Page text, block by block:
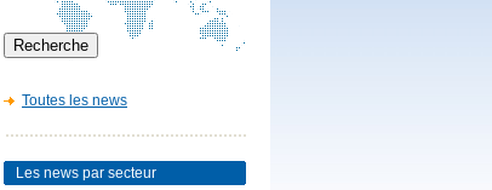
Toutes les news
Les news par secteur